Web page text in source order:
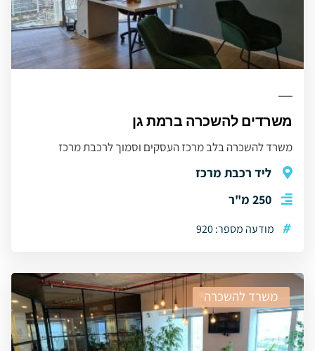
משרדים להשכרה ברמת גן
משרד להשכרה בלב מרכז העסקים וסמוך לרכבת מרכז
ליד רכבת מרכז
250 מ"ר
# מודעה מספר: 920
משרד להשכרה